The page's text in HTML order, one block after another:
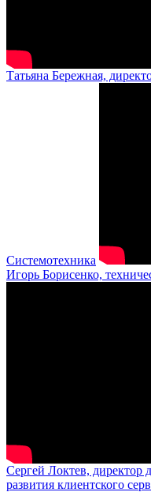
Татьяна Бережная,
Системотехника
Игорь Борисенко,
Сергей Локтев, директор
развития клиентского